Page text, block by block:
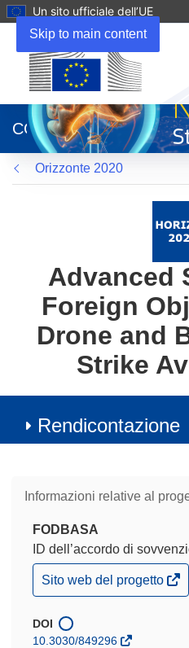
Skip to main content
Un sito ufficiale dell’UE
apre
in
una
nuova
finestra)
CORDIS
Orizzonte 2020
Advanced
Foreign
Drone and
Strike
Rendicontazione
Informazioni relative al
FODBASA
ID dell’accordo di
(si
apre
una
nuova
Sito web del progetto
DOI
10.3030/849296